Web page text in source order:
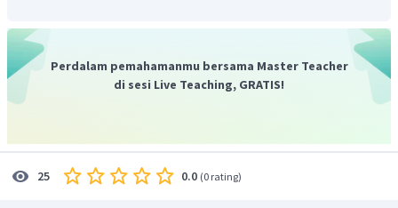
Perdalam pemahamanmu bersama Master Teacher
di sesi Live Teaching, GRATIS!
25 0.0 (0 rating)